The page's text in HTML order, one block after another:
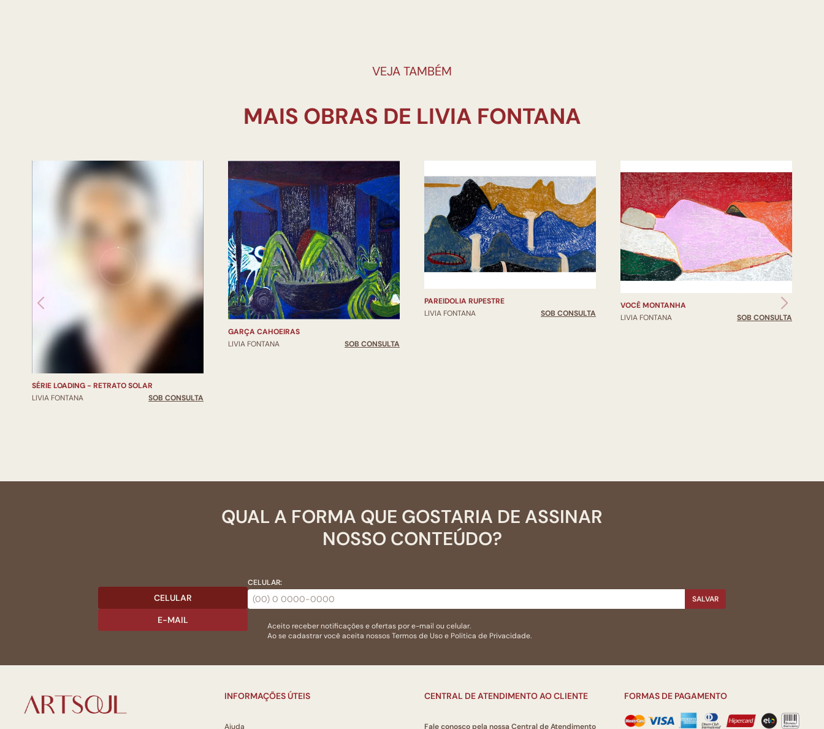
VEJA TAMBÉM
SÉRIE LOADING - RETRATO SOLAR
LIVIA FONTANA
SOB CONSULTA
GARÇA CAHOEIRAS
LIVIA FONTANA
SOB CONSULTA
PAREIDOLIA RUPESTRE
LIVIA FONTANA
SOB CONSULTA
VOCÊ MONTANHA
LIVIA FONTANA
SOB CONSULTA
QUAL A FORMA QUE GOSTARIA DE ASSINAR
NOSSO CONTEÚDO?
CELULAR
E-MAIL
CELULAR:
SALVAR
Aceito receber notificações e ofertas por e-mail ou celular.
Ao se cadastrar você aceita nossosTermos de Usoe Politica de Privacidade.
INFORMAÇÕES ÚTEIS
Ajuda
CENTRAL DE ATENDIMENTO AO CLIENTE
Fale conosco pela nossa Central de Atendimento
FORMAS DE PAGAMENTO